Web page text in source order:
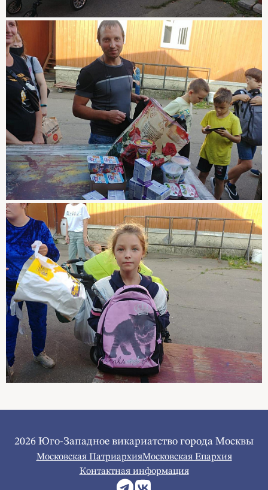
2026 Юго-Западное викариатство города Москвы
Московская ПатриархияМосковская Епархия
Контактная информация